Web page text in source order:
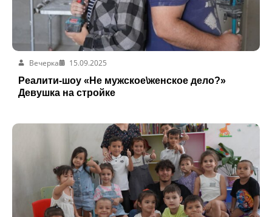
Вечерка
15.09.2025
Реалити-шоу «Не мужское\женское дело?»
Девушка на стройке